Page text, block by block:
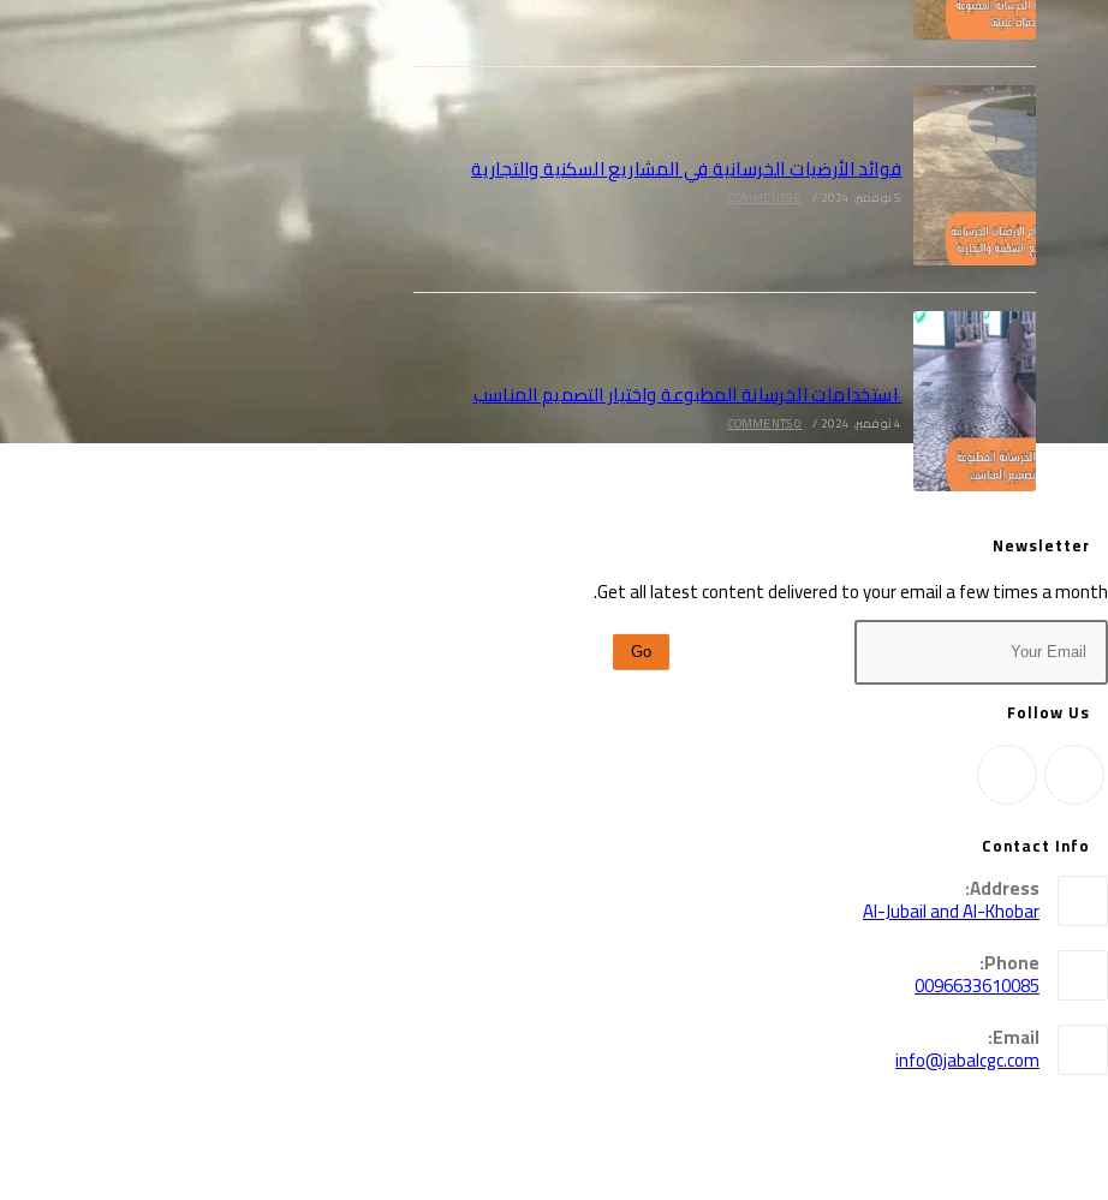
فوائد الأرضيات الخرسانية في المشاريع السكنية والتجارية
5 نوفمبر، 2024 /
0 COMMENTS
استخدامات الخرسانة المطبوعة واختيار التصميم المناسب
4 نوفمبر، 2024 /
0 COMMENTS
Newsletter
Get all latest content delivered to your email a few times a month.
Go
Follow Us
in
a
new
Contact Info
Address:
Al-Jubail and Al-Khobar
Phone:
0096633610085
in
your
Email:
info@jabalcgc.com
Opens
in